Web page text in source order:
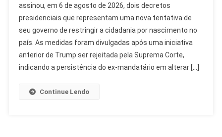
Cidadania
Por
Nascimento
Com
Novos
Decretos
assinou, em 6 de agosto de 2026, dois decretos
presidenciais que representam uma nova tentativa de
seu governo de restringir a cidadania por nascimento no
país. As medidas foram divulgadas após uma iniciativa
anterior de Trump ser rejeitada pela Suprema Corte,
indicando a persistência do ex-mandatário em alterar […]
Continue Lendo